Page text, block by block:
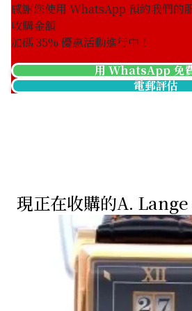
感謝您使用 WhatsApp 預約我們的
收購金額
加碼35% 優惠活動進行中！
用 WhatsApp 免
電郵評估
現正在收購的A.